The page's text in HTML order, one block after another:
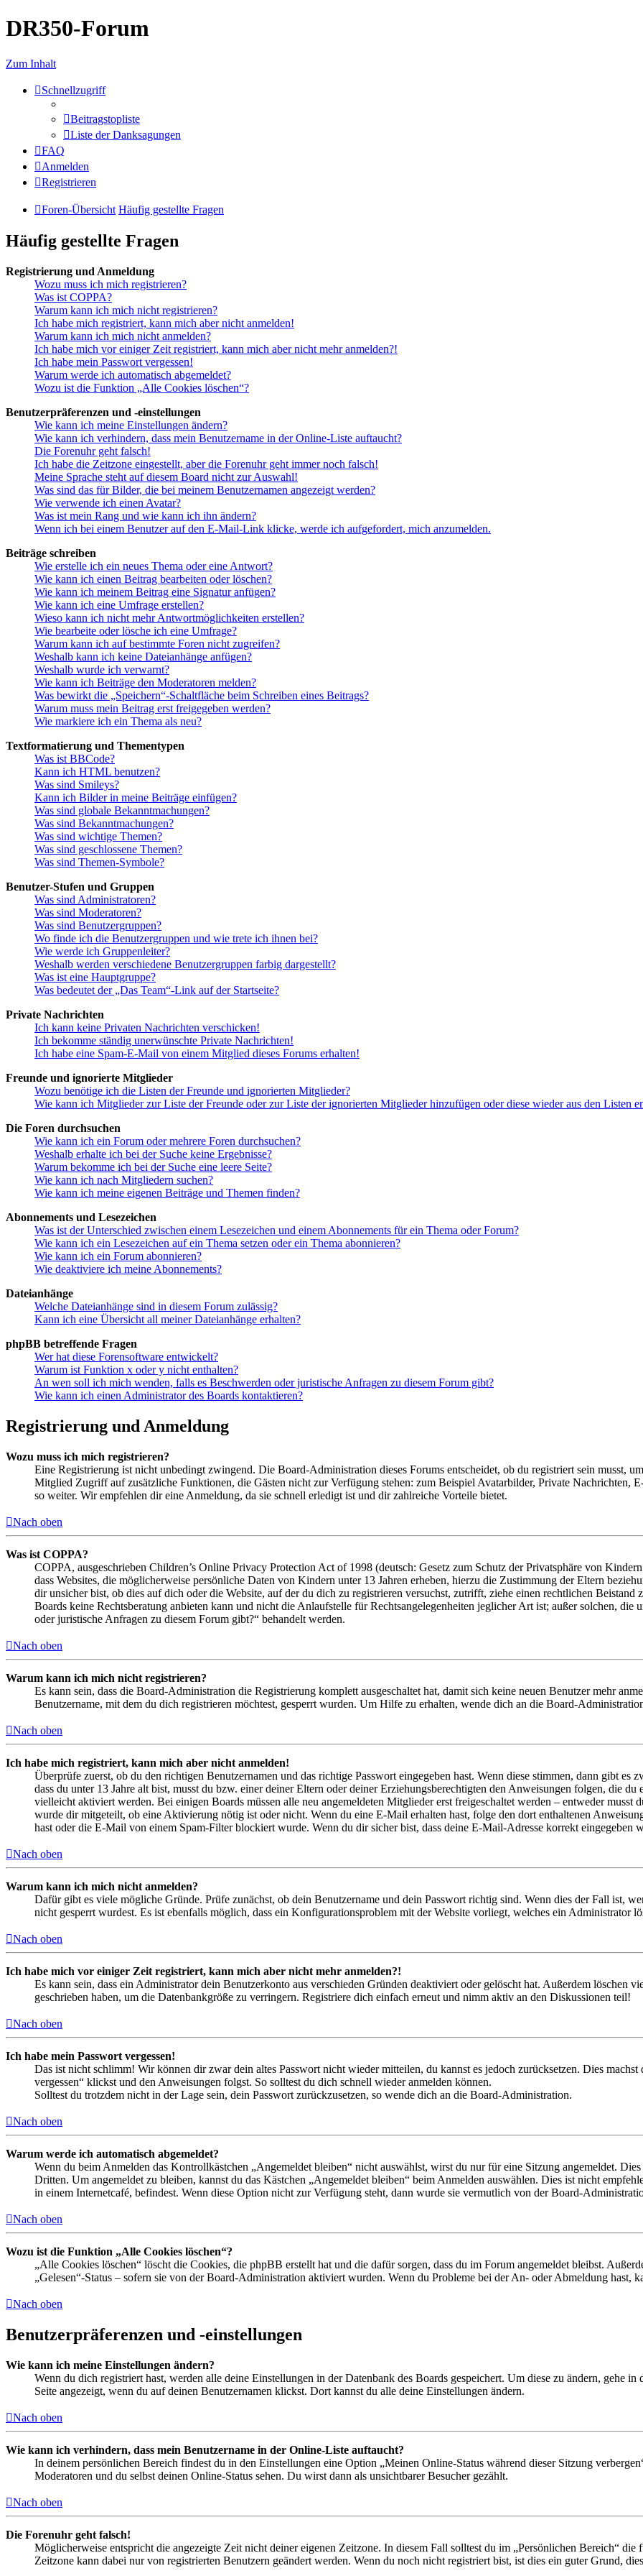
DR350-Forum
Zum Inhalt
Schnellzugriff
Beitragstopliste
Liste der Danksagungen
FAQ
Anmelden
Registrieren
Foren-Übersicht Häufig gestellte Fragen
Häufig gestellte Fragen
Registrierung und Anmeldung
Wozu muss ich mich registrieren?
Was ist COPPA?
Warum kann ich mich nicht registrieren?
Ich habe mich registriert, kann mich aber nicht anmelden!
Warum kann ich mich nicht anmelden?
Ich habe mich vor einiger Zeit registriert, kann mich aber nicht mehr anmelden?!
Ich habe mein Passwort vergessen!
Warum werde ich automatisch abgemeldet?
Wozu ist die Funktion „Alle Cookies löschen“?
Benutzerpräferenzen und -einstellungen
Wie kann ich meine Einstellungen ändern?
Wie kann ich verhindern, dass mein Benutzername in der Online-Liste auftaucht?
Die Forenuhr geht falsch!
Ich habe die Zeitzone eingestellt, aber die Forenuhr geht immer noch falsch!
Meine Sprache steht auf diesem Board nicht zur Auswahl!
Was sind das für Bilder, die bei meinem Benutzernamen angezeigt werden?
Wie verwende ich einen Avatar?
Was ist mein Rang und wie kann ich ihn ändern?
Wenn ich bei einem Benutzer auf den E-Mail-Link klicke, werde ich aufgefordert, mich anzumelden.
Beiträge schreiben
Wie erstelle ich ein neues Thema oder eine Antwort?
Wie kann ich einen Beitrag bearbeiten oder löschen?
Wie kann ich meinem Beitrag eine Signatur anfügen?
Wie kann ich eine Umfrage erstellen?
Wieso kann ich nicht mehr Antwortmöglichkeiten erstellen?
Wie bearbeite oder lösche ich eine Umfrage?
Warum kann ich auf bestimmte Foren nicht zugreifen?
Weshalb kann ich keine Dateianhänge anfügen?
Weshalb wurde ich verwarnt?
Wie kann ich Beiträge den Moderatoren melden?
Was bewirkt die „Speichern“-Schaltfläche beim Schreiben eines Beitrags?
Warum muss mein Beitrag erst freigegeben werden?
Wie markiere ich ein Thema als neu?
Textformatierung und Thementypen
Was ist BBCode?
Kann ich HTML benutzen?
Was sind Smileys?
Kann ich Bilder in meine Beiträge einfügen?
Was sind globale Bekanntmachungen?
Was sind Bekanntmachungen?
Was sind wichtige Themen?
Was sind geschlossene Themen?
Was sind Themen-Symbole?
Benutzer-Stufen und Gruppen
Was sind Administratoren?
Was sind Moderatoren?
Was sind Benutzergruppen?
Wo finde ich die Benutzergruppen und wie trete ich ihnen bei?
Wie werde ich Gruppenleiter?
Weshalb werden verschiedene Benutzergruppen farbig dargestellt?
Was ist eine Hauptgruppe?
Was bedeutet der „Das Team“-Link auf der Startseite?
Private Nachrichten
Ich kann keine Privaten Nachrichten verschicken!
Ich bekomme ständig unerwünschte Private Nachrichten!
Ich habe eine Spam-E-Mail von einem Mitglied dieses Forums erhalten!
Freunde und ignorierte Mitglieder
Wozu benötige ich die Listen der Freunde und ignorierten Mitglieder?
Wie kann ich Mitglieder zur Liste der Freunde oder zur Liste der ignorierten Mitglieder hinzufügen oder diese wieder aus den Listen
Die Foren durchsuchen
Wie kann ich ein Forum oder mehrere Foren durchsuchen?
Weshalb erhalte ich bei der Suche keine Ergebnisse?
Warum bekomme ich bei der Suche eine leere Seite?
Wie kann ich nach Mitgliedern suchen?
Wie kann ich meine eigenen Beiträge und Themen finden?
Abonnements und Lesezeichen
Was ist der Unterschied zwischen einem Lesezeichen und einem Abonnements für ein Thema oder Forum?
Wie kann ich ein Lesezeichen auf ein Thema setzen oder ein Thema abonnieren?
Wie kann ich ein Forum abonnieren?
Wie deaktiviere ich meine Abonnements?
Dateianhänge
Welche Dateianhänge sind in diesem Forum zulässig?
Kann ich eine Übersicht all meiner Dateianhänge erhalten?
phpBB betreffende Fragen
Wer hat diese Forensoftware entwickelt?
Warum ist Funktion x oder y nicht enthalten?
An wen soll ich mich wenden, falls es Beschwerden oder juristische Anfragen zu diesem Forum gibt?
Wie kann ich einen Administrator des Boards kontaktieren?
Registrierung und Anmeldung
Wozu muss ich mich registrieren?
Eine Registrierung ist nicht unbedingt zwingend. Die Board-Administration dieses Forums entscheidet, ob du registriert sein musst,
Mitglied Zugriff auf zusätzliche Funktionen, die Gästen nicht zur Verfügung stehen: zum Beispiel Avatarbilder, Private Nachrichten,
so weiter. Wir empfehlen dir eine Anmeldung, da sie schnell erledigt ist und dir zahlreiche Vorteile bietet.
Nach oben
Was ist COPPA?
COPPA, ausgeschrieben Children’s Online Privacy Protection Act of 1998 (deutsch: Gesetz zum Schutz der Privatsphäre von
dass Websites, die möglicherweise persönliche Daten von Kindern unter 13 Jahren erheben, hierzu die Zustimmung der Eltern
dir unsicher bist, ob dies auf dich oder die Website, auf der du dich zu registrieren versuchst, zutrifft, ziehe einen rechtlichen
Boards keine Rechtsberatung anbieten kann und nicht die Anlaufstelle für Rechtsangelegenheiten jeglicher Art ist; außer solchen,
oder juristische Anfragen zu diesem Forum gibt?“ behandelt werden.
Nach oben
Warum kann ich mich nicht registrieren?
Es kann sein, dass die Board-Administration die Registrierung komplett ausgeschaltet hat, damit sich keine neuen Benutzer mehr
Benutzername, mit dem du dich registrieren möchtest, gesperrt wurden. Um Hilfe zu erhalten, wende dich an die Board-
Nach oben
Ich habe mich registriert, kann mich aber nicht anmelden!
Überprüfe zuerst, ob du den richtigen Benutzernamen und das richtige Passwort eingegeben hast. Wenn diese stimmen, dann gibt es
dass du unter 13 Jahre alt bist, musst du bzw. einer deiner Eltern oder deiner Erziehungsberechtigten den Anweisungen folgen, die
vielleicht aktiviert werden. Bei einigen Boards müssen alle neu angemeldeten Mitglieder erst freigeschaltet werden – entweder musst
wurde dir mitgeteilt, ob eine Aktivierung nötig ist oder nicht. Wenn du eine E-Mail erhalten hast, folge den dort enthaltenen
hast oder die E-Mail von einem Spam-Filter blockiert wurde. Wenn du dir sicher bist, dass deine E-Mail-Adresse korrekt eingegeben
Nach oben
Warum kann ich mich nicht anmelden?
Dafür gibt es viele mögliche Gründe. Prüfe zunächst, ob dein Benutzername und dein Passwort richtig sind. Wenn dies der Fall ist,
nicht gesperrt wurdest. Es ist ebenfalls möglich, dass ein Konfigurationsproblem mit der Website vorliegt, welches ein Administrator
Nach oben
Ich habe mich vor einiger Zeit registriert, kann mich aber nicht mehr anmelden?!
Es kann sein, dass ein Administrator dein Benutzerkonto aus verschieden Gründen deaktiviert oder gelöscht hat. Außerdem löschen
geschrieben haben, um die Datenbankgröße zu verringern. Registriere dich einfach erneut und nimm aktiv an den Diskussionen teil!
Nach oben
Ich habe mein Passwort vergessen!
Das ist nicht schlimm! Wir können dir zwar dein altes Passwort nicht wieder mitteilen, du kannst es jedoch zurücksetzen. Dies
vergessen“ klickst und den Anweisungen folgst. So solltest du dich schnell wieder anmelden können.
Solltest du trotzdem nicht in der Lage sein, dein Passwort zurückzusetzen, so wende dich an die Board-Administration.
Nach oben
Warum werde ich automatisch abgemeldet?
Wenn du beim Anmelden das Kontrollkästchen „Angemeldet bleiben“ nicht auswählst, wirst du nur für eine Sitzung angemeldet.
Dritten. Um angemeldet zu bleiben, kannst du das Kästchen „Angemeldet bleiben“ beim Anmelden auswählen. Dies ist nicht
in einem Internetcafé, befindest. Wenn diese Option nicht zur Verfügung steht, dann wurde sie vermutlich von der Board-
Nach oben
Wozu ist die Funktion „Alle Cookies löschen“?
„Alle Cookies löschen“ löscht die Cookies, die phpBB erstellt hat und die dafür sorgen, dass du im Forum angemeldet bleibst.
„Gelesen“-Status – sofern sie von der Board-Administration aktiviert wurden. Wenn du Probleme bei der An- oder Abmeldung hast,
Nach oben
Benutzerpräferenzen und -einstellungen
Wie kann ich meine Einstellungen ändern?
Wenn du dich registriert hast, werden alle deine Einstellungen in der Datenbank des Boards gespeichert. Um diese zu ändern, gehe
Seite angezeigt, wenn du auf deinen Benutzernamen klickst. Dort kannst du alle deine Einstellungen ändern.
Nach oben
Wie kann ich verhindern, dass mein Benutzername in der Online-Liste auftaucht?
In deinem persönlichen Bereich findest du in den Einstellungen eine Option „Meinen Online-Status während dieser Sitzung
Moderatoren und du selbst deinen Online-Status sehen. Du wirst dann als unsichtbarer Besucher gezählt.
Nach oben
Die Forenuhr geht falsch!
Möglicherweise entspricht die angezeigte Zeit nicht deiner eigenen Zeitzone. In diesem Fall solltest du im „Persönlichen Bereich“
Zeitzone kann dabei nur von registrierten Benutzern geändert werden. Wenn du noch nicht registriert bist, ist dies ein guter Grund,